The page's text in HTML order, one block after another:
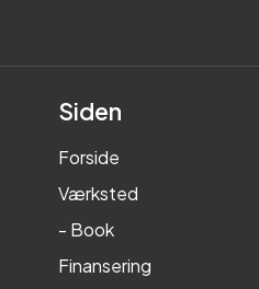
Siden
Forside
Værksted
- Book
Finansering